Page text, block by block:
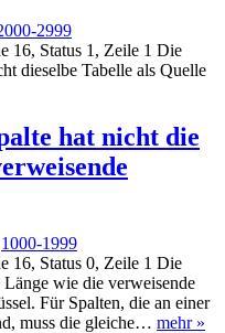
2999
16, Status 1, Zeile 1 Die
dieselbe Tabelle als Quelle
hat nicht die
1000-1999
16, Status 0, Zeile 1 Die
wie die verweisende
Für Spalten, die an einer
muss die gleiche… mehr »